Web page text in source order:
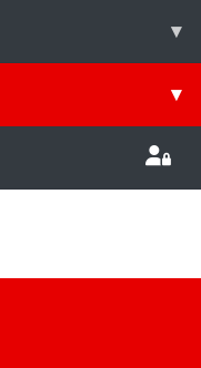
▾
▾